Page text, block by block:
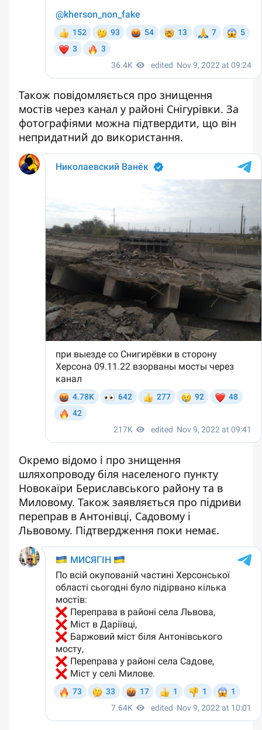
Також повідомляється про знищення
мостів через канал у районі Снігурівки. За
фотографіями можна підтвердити, що він
непридатний до використання.
Окремо відомо і про знищення
шляхопроводу біля населеного пункту
Новокаїри Бериславського району та в
Миловому. Також заявляється про підриви
переправ в Антонівці, Садовому і
Львовому. Підтвердження поки немає.